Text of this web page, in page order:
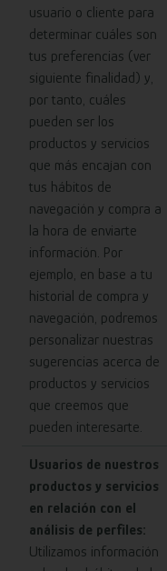
usuario o cliente para
determinar cuáles son
tus preferencias (ver
siguiente finalidad) y,
por tanto, cuáles
pueden ser los
productos y servicios
que más encajan con
tus hábitos de
navegación y compra a
la hora de enviarte
información. Por
ejemplo, en base a tu
historial de compra y
navegación, podremos
personalizar nuestras
sugerencias acerca de
productos y servicios
que creemos que
pueden interesarte.
Usuarios de nuestros
productos y servicios
en relación con el
análisis de perfiles:
Utilizamos información